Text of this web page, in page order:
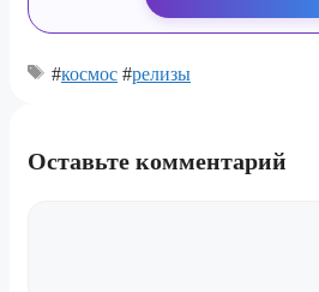
#космос #релизы
Оставьте комментарий